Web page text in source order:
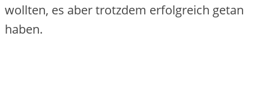
wollten, es aber trotzdem erfolgreich getan
haben.